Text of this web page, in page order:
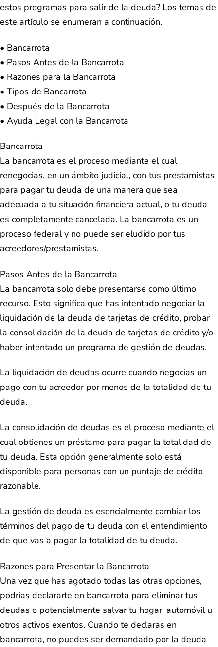
estos programas para salir de la deuda? Los temas de
este artículo se enumeran a continuación.
• Bancarrota
• Pasos Antes de la Bancarrota
• Razones para la Bancarrota
• Tipos de Bancarrota
• Después de la Bancarrota
• Ayuda Legal con la Bancarrota
Bancarrota
La bancarrota es el proceso mediante el cual
renegocias, en un ámbito judicial, con tus prestamistas
para pagar tu deuda de una manera que sea
adecuada a tu situación financiera actual, o tu deuda
es completamente cancelada. La bancarrota es un
proceso federal y no puede ser eludido por tus
acreedores/prestamistas.
Pasos Antes de la Bancarrota
La bancarrota solo debe presentarse como último
recurso. Esto significa que has intentado negociar la
liquidación de la deuda de tarjetas de crédito, probar
la consolidación de la deuda de tarjetas de crédito y/o
haber intentado un programa de gestión de deudas.
La liquidación de deudas ocurre cuando negocias un
pago con tu acreedor por menos de la totalidad de tu
deuda.
La consolidación de deudas es el proceso mediante el
cual obtienes un préstamo para pagar la totalidad de
tu deuda. Esta opción generalmente solo está
disponible para personas con un puntaje de crédito
razonable.
La gestión de deuda es esencialmente cambiar los
términos del pago de tu deuda con el entendimiento
de que vas a pagar la totalidad de tu deuda.
Razones para Presentar la Bancarrota
Una vez que has agotado todas las otras opciones,
podrías declararte en bancarrota para eliminar tus
deudas o potencialmente salvar tu hogar, automóvil u
otros activos exentos. Cuando te declaras en
bancarrota, no puedes ser demandado por la deuda